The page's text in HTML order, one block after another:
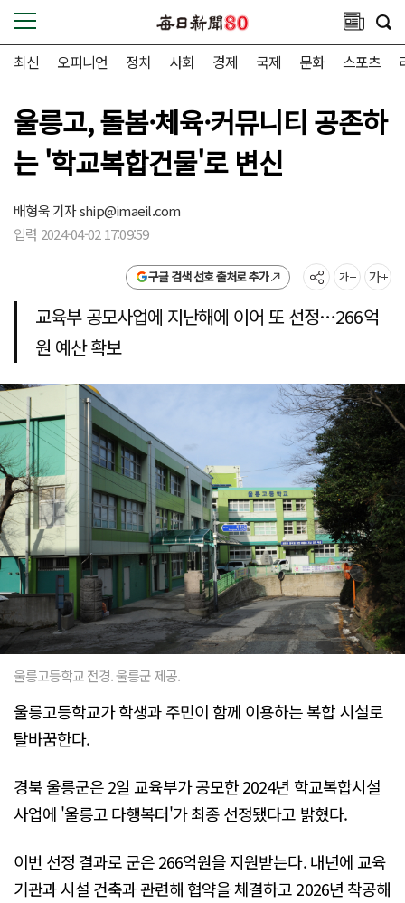
최신 오피니언 정치 사회 경제 국제 문화 스포츠
울릉고, 돌봄·체육·커뮤니티 공존하
는 '학교복합건물'로 변신
배형욱 기자ship@imaeil.com
입력 2024-04-02 17:09:59
구글 검색 선호 출처로 추가
교육부 공모사업에 지난해에 이어 또 선정…266억
원 예산 확보
울릉고등학교 전경. 울릉군 제공.
울릉고등학교가 학생과 주민이 함께 이용하는 복합 시설로
탈바꿈한다.
경북 울릉군은 2일 교육부가 공모한 2024년 학교복합시설
사업에 '울릉고 다행복터'가 최종 선정됐다고 밝혔다.
이번 선정 결과로 군은 266억원을 지원받는다. 내년에 교육
기관과 시설 건축과 관련해 협약을 체결하고 2026년 착공해